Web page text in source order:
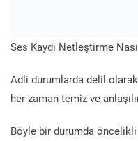
Ses Kaydı Netleştirme
Adli durumlarda delil
her zaman temiz ve
Böyle bir durumda